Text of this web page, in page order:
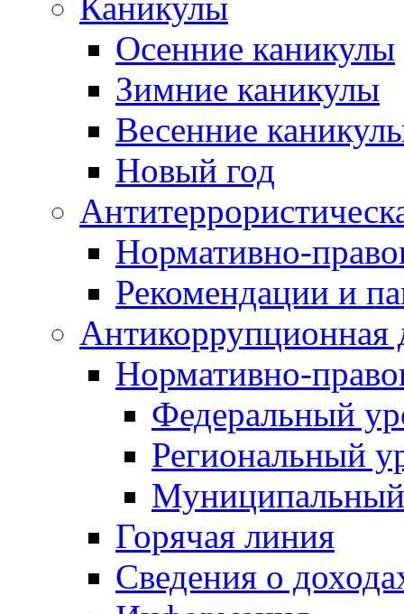
Осенние каникулы
Зимние каникулы
Весенние
Новый год
Нормативно-
Рекомендации и
Антикоррупционная
Нормативно-
Федеральный
Региональный
Горячая линия
Сведения о